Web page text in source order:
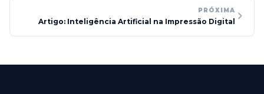
PRÓXIMA
Artigo: Inteligência Artificial na Impressão Digital